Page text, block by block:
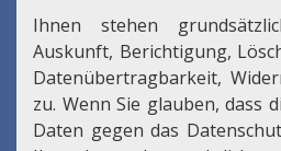
Ihnen stehen
Auskunft, Berichtigung,
Datenübertragbarkeit,
zu. Wenn Sie glauben, dass
Daten gegen das